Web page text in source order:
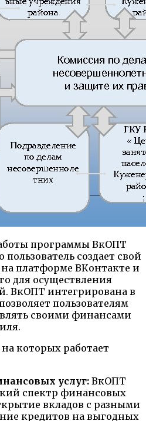
программы ВкОПТ
создает свой
платформе ВКонтакте и
для осуществления
ВкОПТ интегрирована в
пользователям
своими финансами
которых работает
услуг: ВкОПТ
спектр финансовых
вкладов с разными
кредитов на выгодных